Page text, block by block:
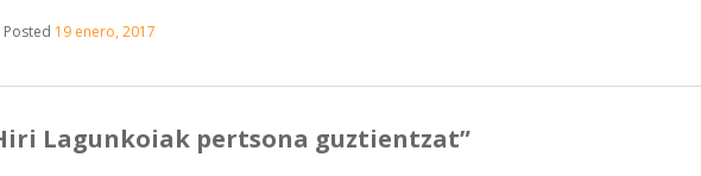
Posted 19 enero, 2017
Lagunkoiak pertsona guztientzat”